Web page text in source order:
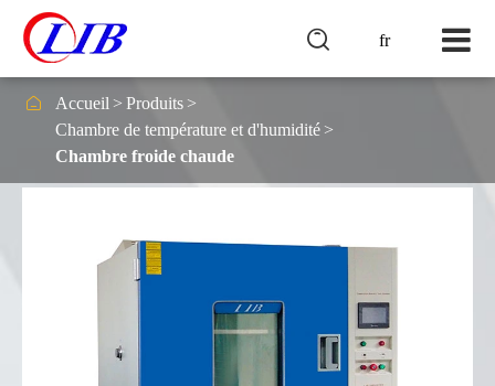
fr

 Accueil
Produits
Chambre de température et d'humidité
Chambre froide chaude